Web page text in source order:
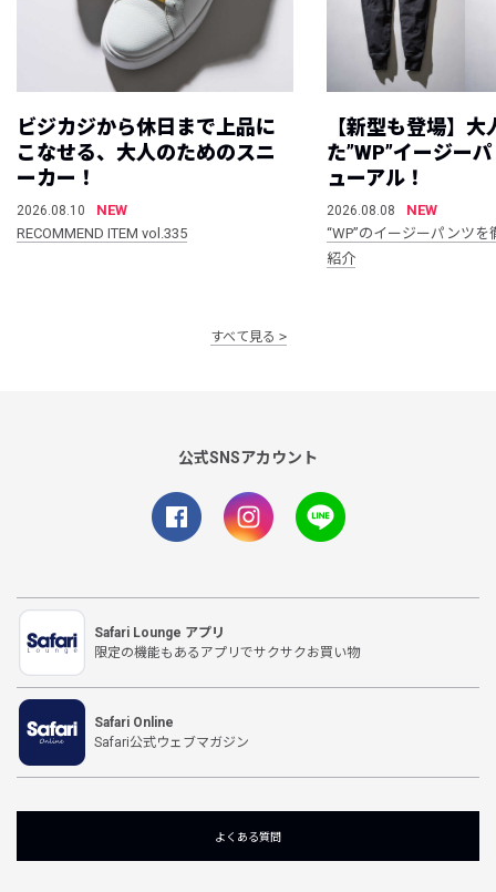
ビジカジから休日まで上品に
こなせる、大人のためのスニ
ーカー！
2026.08.10
NEW
RECOMMEND ITEM vol.335
【新型も登場】大
た”WP”イージー
ューアル！
2026.08.08
NEW
“WP”のイージーパンツ
紹介
すべて見る
公式SNSアカウント
Safari Lounge アプリ
限定の機能もあるアプリでサクサクお買い物
Safari Online
Safari公式ウェブマガジン
よくある質問